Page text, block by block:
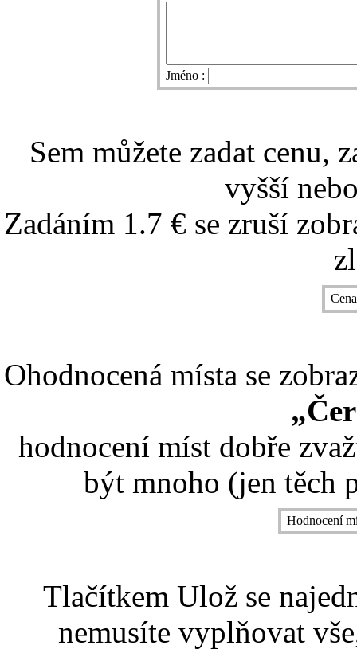
Jméno :
Sem můžete zadat cenu,
vyšší
Zadáním 1.7 € se zruší
Ohodnocená místa se
hodnocení míst dobře
být mnoho (jen těch
Hodnocení
Tlačítkem Ulož se
nemusíte vyplňovat